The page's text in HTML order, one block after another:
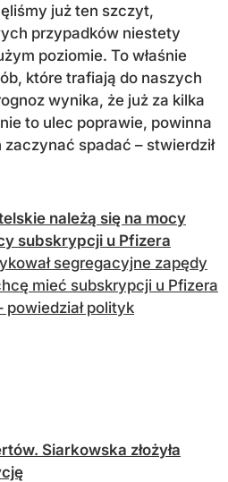
już ten szczyt,
przypadków niestety
poziomie. To właśnie
które trafiają do naszych
wynika, że już za kilka
to ulec poprawie, powinna
spadać – stwierdził
należą się na mocy
subskrypcji u Pfizera
segregacyjne zapędy
mieć subskrypcji u Pfizera
polityk
Siarkowska złożyła